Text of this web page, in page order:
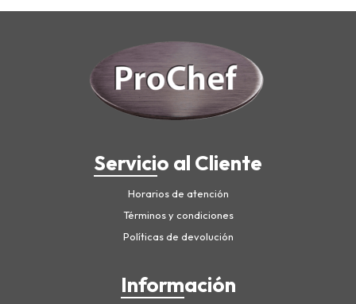
Servicio al Cliente
Horarios de atención
Términos y condiciones
Políticas de devolución
Información